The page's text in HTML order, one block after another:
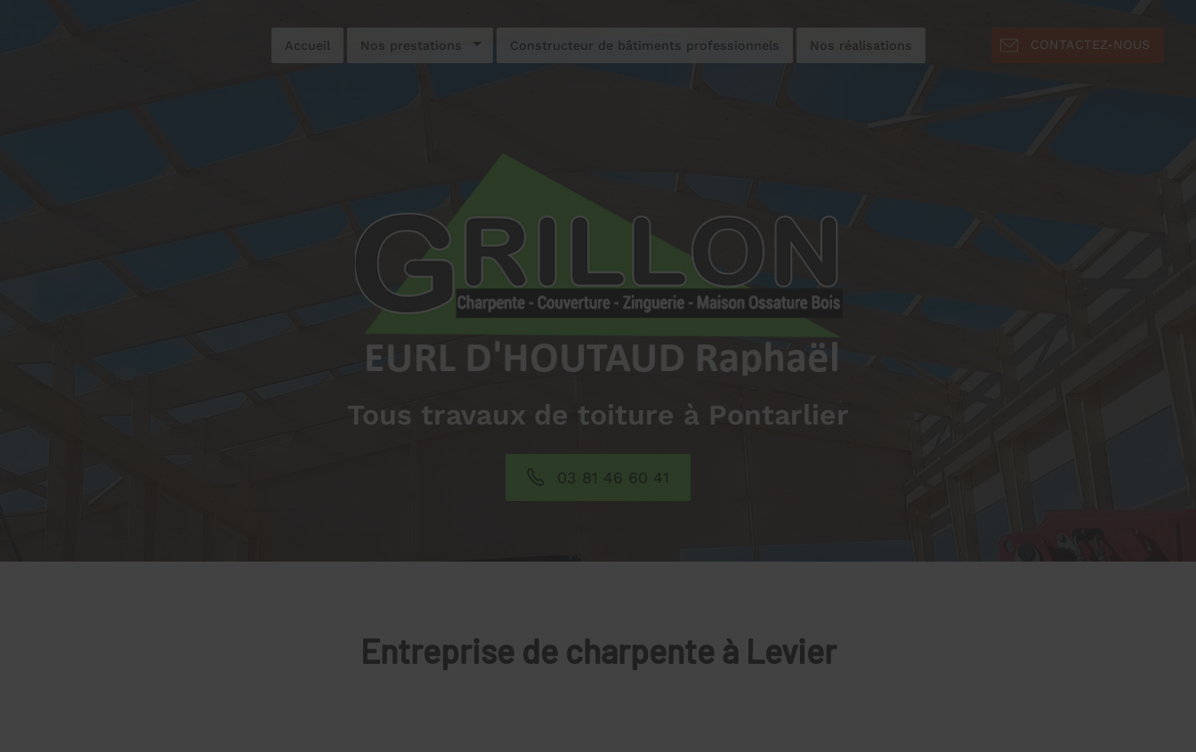
Tous travaux de toiture à Pontarlier
03 81 46 60 41
Accueil Nos prestations Constructeur de bâtiments professionnels Nos réalisations CONTACTEZ-NOUS
Entreprise de charpente à Levier